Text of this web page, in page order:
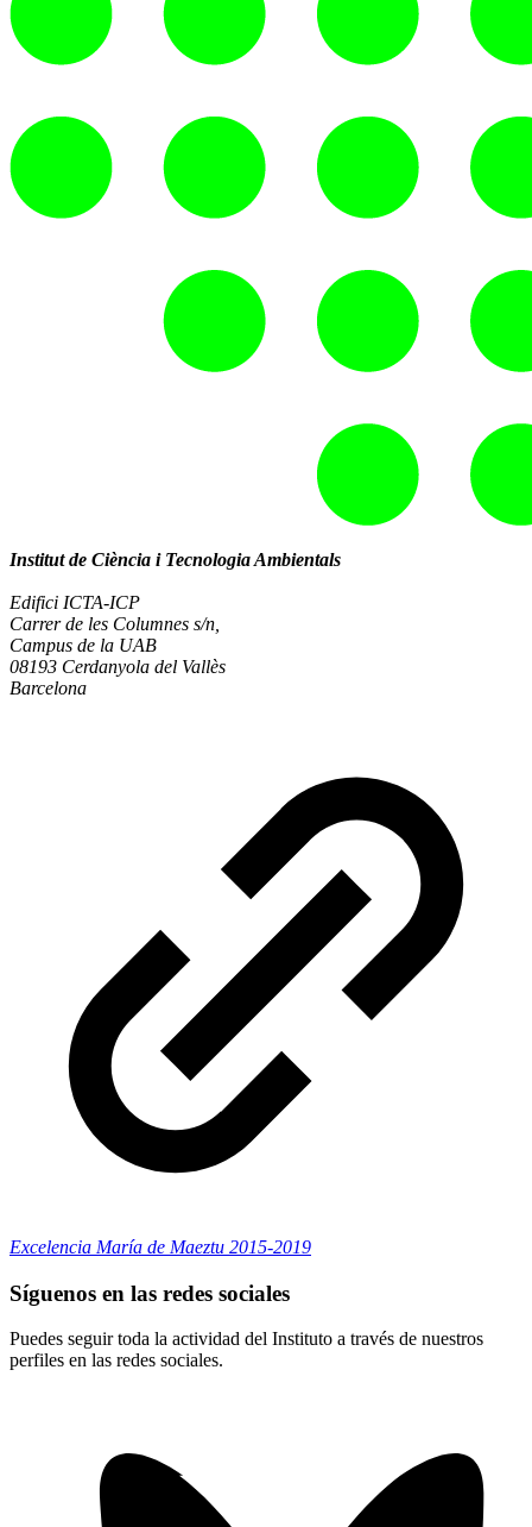
Institut de Ciència i Tecnologia Ambientals
Edifici ICTA-ICP
Carrer de les Columnes s/n,
Campus de la UAB
08193 Cerdanyola del Vallès
Barcelona
Excelencia María de Maeztu 2015-2019
Síguenos en las redes sociales
Puedes seguir toda la actividad del Instituto a través de nuestros
perfiles en las redes sociales.